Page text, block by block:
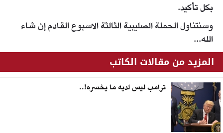
بكل تأكيد.
وسنتناول الحملة الصليبية الثالثة الاسبوع القادم إن شاء
الله...
المزيد من مقالات الكاتب
ترامب ليس لديه ما يخسره!..